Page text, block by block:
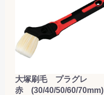
大塚刷毛 プラグレ
赤 (30/40/50/60/70mm)